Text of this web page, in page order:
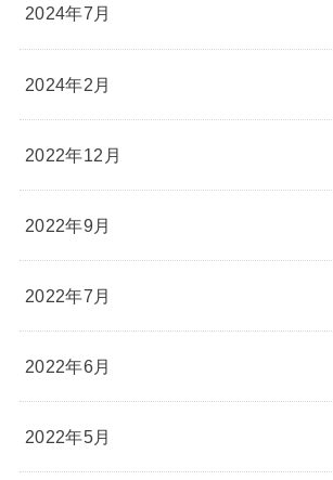
2024年7月
2024年2月
2022年12月
2022年9月
2022年7月
2022年6月
2022年5月